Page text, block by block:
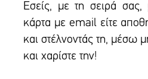
Εσείς, με τη σειρά σας,
κάρτα με email είτε
και στέλνοντάς τη, μέσω
και χαρίστε την!